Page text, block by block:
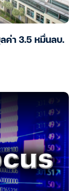
ค่า 3.5 หมื่นลบ.